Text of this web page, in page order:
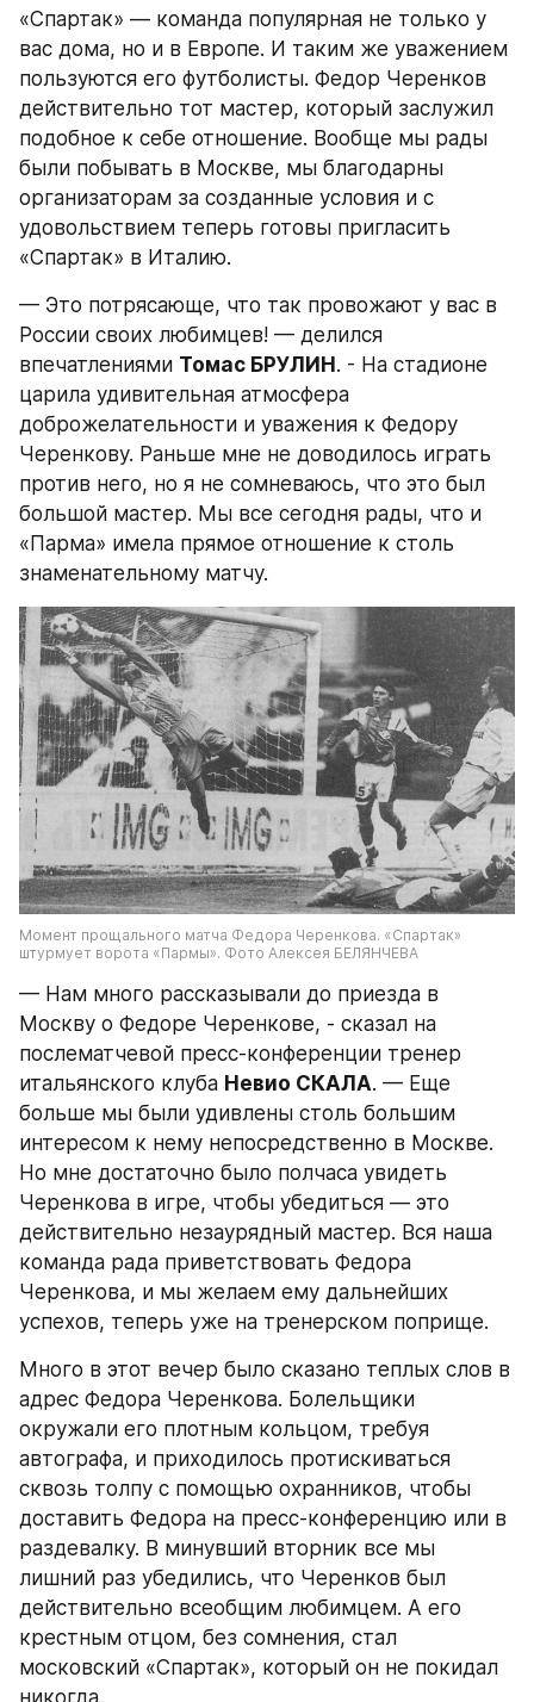
«Спартак» — команда популярная не только у
вас дома, но и в Европе. И таким же уважением
пользуются его футболисты. Федор Черенков
действительно тот мастер, который заслужил
подобное к себе отношение. Вообще мы рады
были побывать в Москве, мы благодарны
организаторам за созданные условия и с
удовольствием теперь готовы пригласить
«Спартак» в Италию.
— Это потрясающе, что так провожают у вас в
России своих любимцев! — делился
впечатлениями Томас БРУЛИН. - На стадионе
царила удивительная атмосфера
доброжелательности и уважения к Федору
Черенкову. Раньше мне не доводилось играть
против него, но я не сомневаюсь, что это был
большой мастер. Мы все сегодня рады, что и
«Парма» имела прямое отношение к столь
знаменательному матчу.
Момент прощального матча Федора Черенкова. «Спартак»
штурмует ворота «Пармы». Фото Алексея БЕЛЯНЧЕВА
— Нам много рассказывали до приезда в
Москву о Федоре Черенкове, - сказал на
послематчевой пресс-конференции тренер
итальянского клуба Невио СКАЛА. — Еще
больше мы были удивлены столь большим
интересом к нему непосредственно в Москве.
Но мне достаточно было полчаса увидеть
Черенкова в игре, чтобы убедиться — это
действительно незаурядный мастер. Вся наша
команда рада приветствовать Федора
Черенкова, и мы желаем ему дальнейших
успехов, теперь уже на тренерском поприще.
Много в этот вечер было сказано теплых слов в
адрес Федора Черенкова. Болельщики
окружали его плотным кольцом, требуя
автографа, и приходилось протискиваться
сквозь толпу с помощью охранников, чтобы
доставить Федора на пресс-конференцию или в
раздевалку. В минувший вторник все мы
лишний раз убедились, что Черенков был
действительно всеобщим любимцем. А его
крестным отцом, без сомнения, стал
московский «Спартак», который он не покидал
никогда.